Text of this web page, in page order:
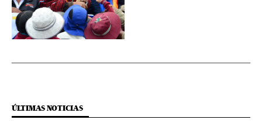
ÚLTIMAS NOTICIAS